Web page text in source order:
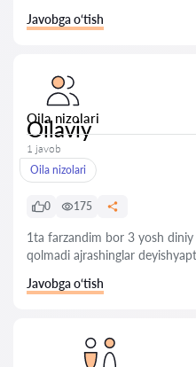
Javobga o‘tish
Oila nizolari
Oilaviy
1 javob
Oila nizolari
0 175
1ta farzandim bor 3 yosh
qolmadi ajrashinglar
Javobga o‘tish